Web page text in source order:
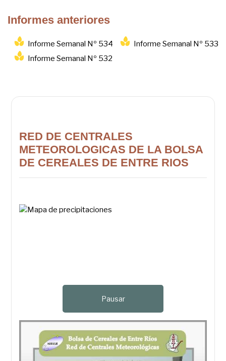
Informes anteriores
Informe Semanal Nº 534
Informe Semanal Nº 533
Informe Semanal Nº 532
RED DE CENTRALES
METEOROLOGICAS DE LA BOLSA
DE CEREALES DE ENTRE RIOS
Pausar